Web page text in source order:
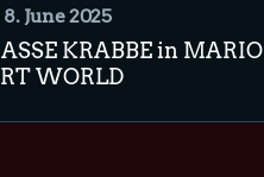
8. June 2025
KRABBE in MARIO
WORLD